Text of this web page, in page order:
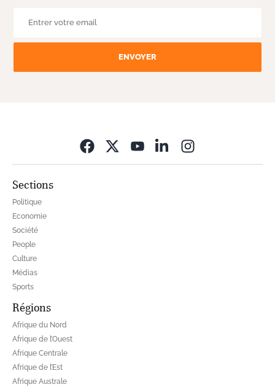
ENVOYER
Sections
Politique
Economie
Société
People
Culture
Médias
Sports
Régions
Afrique du Nord
Afrique de l’Ouest
Afrique Centrale
Afrique de l’Est
Afrique Australe